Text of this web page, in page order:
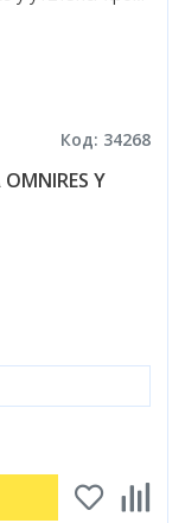
Код: 34268
Y